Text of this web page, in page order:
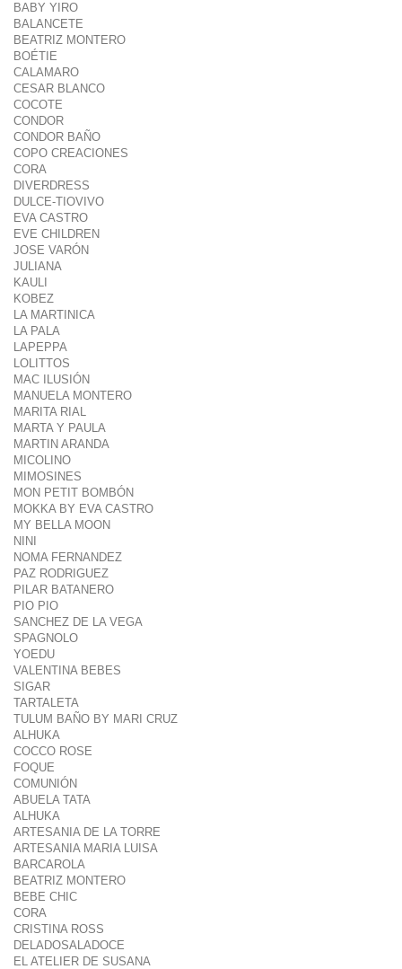
BABY YIRO
BALANCETE
BEATRIZ MONTERO
BOÉTIE
CALAMARO
CESAR BLANCO
COCOTE
CONDOR
CONDOR BAÑO
COPO CREACIONES
CORA
DIVERDRESS
DULCE-TIOVIVO
EVA CASTRO
EVE CHILDREN
JOSE VARÓN
JULIANA
KAULI
KOBEZ
LA MARTINICA
LA PALA
LAPEPPA
LOLITTOS
MAC ILUSIÓN
MANUELA MONTERO
MARITA RIAL
MARTA Y PAULA
MARTIN ARANDA
MICOLINO
MIMOSINES
MON PETIT BOMBÓN
MOKKA BY EVA CASTRO
MY BELLA MOON
NINI
NOMA FERNANDEZ
PAZ RODRIGUEZ
PILAR BATANERO
PIO PIO
SANCHEZ DE LA VEGA
SPAGNOLO
YOEDU
VALENTINA BEBES
SIGAR
TARTALETA
TULUM BAÑO BY MARI CRUZ
ALHUKA
COCCO ROSE
FOQUE
COMUNIÓN
ABUELA TATA
ALHUKA
ARTESANIA DE LA TORRE
ARTESANIA MARIA LUISA
BARCAROLA
BEATRIZ MONTERO
BEBE CHIC
CORA
CRISTINA ROSS
DELADOSALADOCE
EL ATELIER DE SUSANA